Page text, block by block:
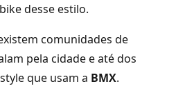
desse estilo.
comunidades de
pela cidade e até dos
que usam a BMX.